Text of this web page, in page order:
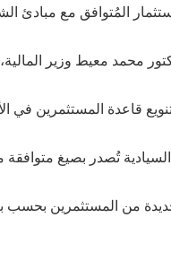
المُتوافق مع مبادئ
محمد معيط وزير
قاعدة المستثمرين في
تُصدر بصيغ
من المستثمرين بحسب